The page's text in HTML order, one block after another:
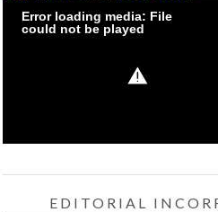
EDITORIAL